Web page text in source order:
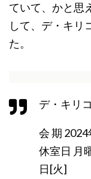
ていて、かと思
して、デ・キリ
た。
デ・キリ
会 期
休室日 月
日[火]